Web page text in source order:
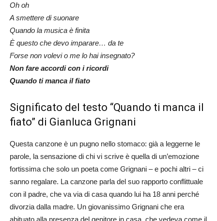
Oh oh
A smettere di suonare
Quando la musica è finita
È questo che devo imparare… da te
Forse non volevi o me lo hai insegnato?
Non fare accordi con i ricordi
Quando ti manca il fiato
Significato del testo “Quando ti manca il
fiato” di Gianluca Grignani
Questa canzone è un pugno nello stomaco: già a leggerne le
parole, la sensazione di chi vi scrive è quella di un’emozione
fortissima che solo un poeta come Grignani – e pochi altri – ci
sanno regalare. La canzone parla del suo rapporto conflittuale
con il padre, che va via di casa quando lui ha 18 anni perché
divorzia dalla madre. Un giovanissimo Grignani che era
abituato alla presenza del genitore in casa, che vedeva come il